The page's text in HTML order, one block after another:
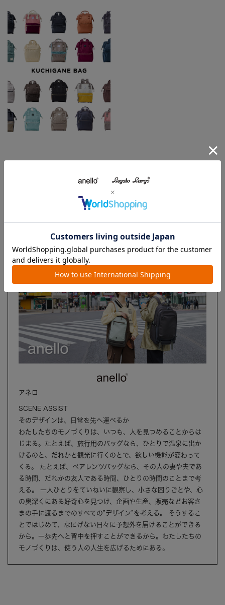
アネロ
SCENE ASSIST
そのデザインは、日常を先へ運べるか
わたしたちのモノづくりは、いつも、人を見つめることからは
じまる。たとえば、旅行用のバッグなら、ひとりで温泉に出か
けるのと、だれかと観光に行くのとで、欲しい機能が変わって
くる。 たとえば、ペアレンツバッグなら、その人の妻や夫であ
る時間、だれかの友人である時間、ひとりの時間のことまで考
える。 一人ひとりをていねいに観察し、小さな困りごとや、心
の奥深くにある好奇心を見つけ、企画や生産、販売などお客さ
まの手に渡るまでのすべての”デザイン”を考える。 そうするこ
とではじめて、なにげない日々に予想外を届けることができる
から。一歩先へと背中を押すことができるから。わたしたちの
モノづくりは、使う人の人生を広げるためにある。